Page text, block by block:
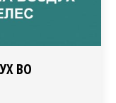
ВО